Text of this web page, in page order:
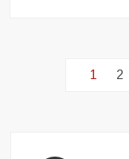
Paginação
1 2